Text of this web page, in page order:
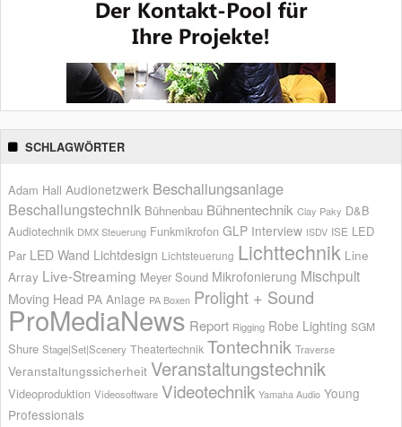
SCHLAGWÖRTER
Adam Hall Audionetzwerk Beschallungsanlage
Beschallungstechnik Bühnenbau Bühnentechnik Clay Paky D&B
Audiotechnik DMX Steuerung Funkmikrofon GLP Interview ISDV ISE LED
Par LED Wand Lichtdesign Lichtsteuerung Lichttechnik Line
Array Live-Streaming Meyer Sound Mikrofonierung Mischpult
Moving Head PA Anlage PA Boxen Prolight + Sound
ProMediaNews Report Rigging Robe Lighting SGM
Shure Stage|Set|Scenery Theatertechnik Tontechnik Traverse
Veranstaltungssicherheit Veranstaltungstechnik
Videoproduktion Videosoftware Videotechnik Yamaha Audio Young
Professionals